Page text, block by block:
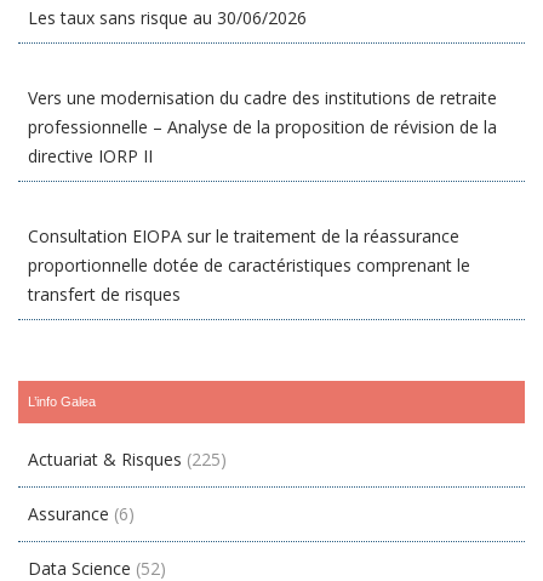
Les taux sans risque au 30/06/2026
Vers une modernisation du cadre des institutions de retraite
professionnelle – Analyse de la proposition de révision de la
directive IORP II
Consultation EIOPA sur le traitement de la réassurance
proportionnelle dotée de caractéristiques comprenant le
transfert de risques
L’info Galea
Actuariat & Risques (225)
Assurance (6)
Data Science (52)